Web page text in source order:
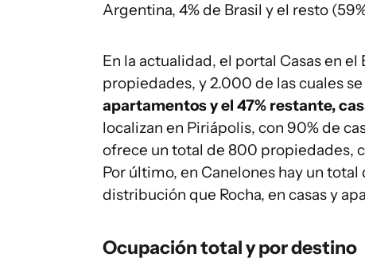
Argentina, 4% de Brasil y el resto
En la actualidad, el portal Casas en
propiedades, y 2.000 de las cuales
apartamentos y el 47% restante,
localizan en Piriápolis, con 90% de
ofrece un total de 800 propiedades,
Por último, en Canelones hay un
distribución que Rocha, en casas y
Ocupación total y por destino